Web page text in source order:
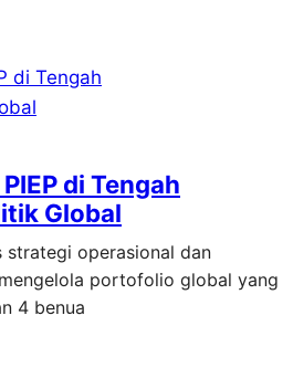
di Tengah
Global
operasional dan
portofolio global yang
4 benua